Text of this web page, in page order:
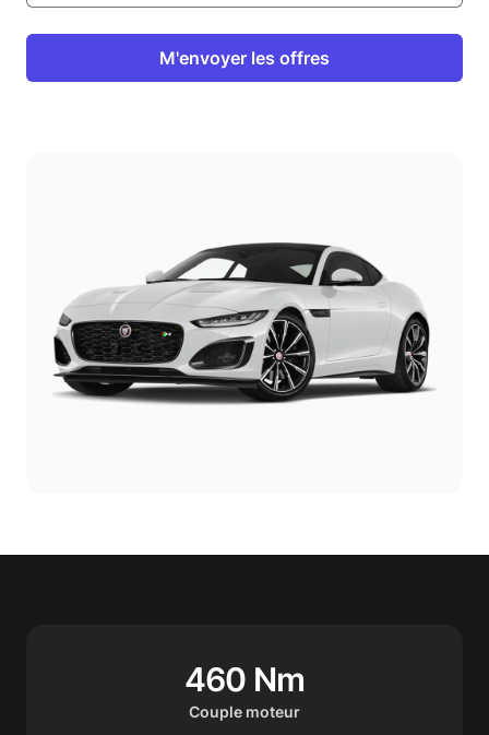
M'envoyer les offres
Couple moteur
460 Nm